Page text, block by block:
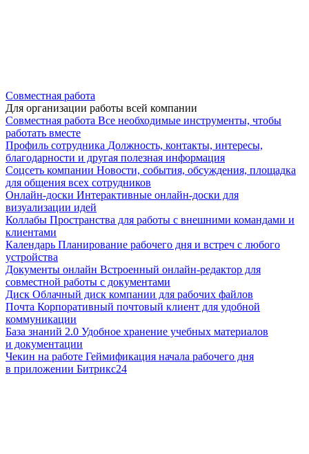
Совместная работа
Для организации работы всей компании
Совместная работа Все необходимые инструменты, чтобы
работать вместе
Профиль сотрудника Должность, контакты, интересы,
благодарности и другая полезная информация
Соцсеть компании Новости, события, обсуждения, площадка
для общения всех сотрудников
Онлайн-доски Интерактивные онлайн-доски для
визуализации идей
Коллабы Пространства для работы с внешними командами и
клиентами
Календарь Планирование рабочего дня и встреч с любого
устройства
Документы онлайн Встроенный онлайн-редактор для
совместной работы с документами
Диск Облачный диск компании для рабочих файлов
Почта Корпоративный почтовый клиент для удобной
коммуникации
База знаний 2.0 Удобное хранение учебных материалов
и документации
Чекин на работе Геймификация начала рабочего дня
в приложении Битрикс24